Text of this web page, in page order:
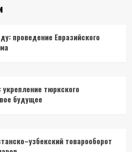
проведение Евразийского
тюркского
будущее
товарооборот